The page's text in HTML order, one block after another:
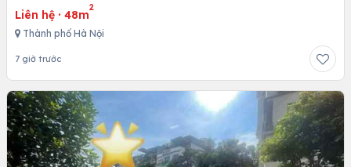
Liên hệ · 48m
2
Thành phố Hà Nội
7 giờ trước